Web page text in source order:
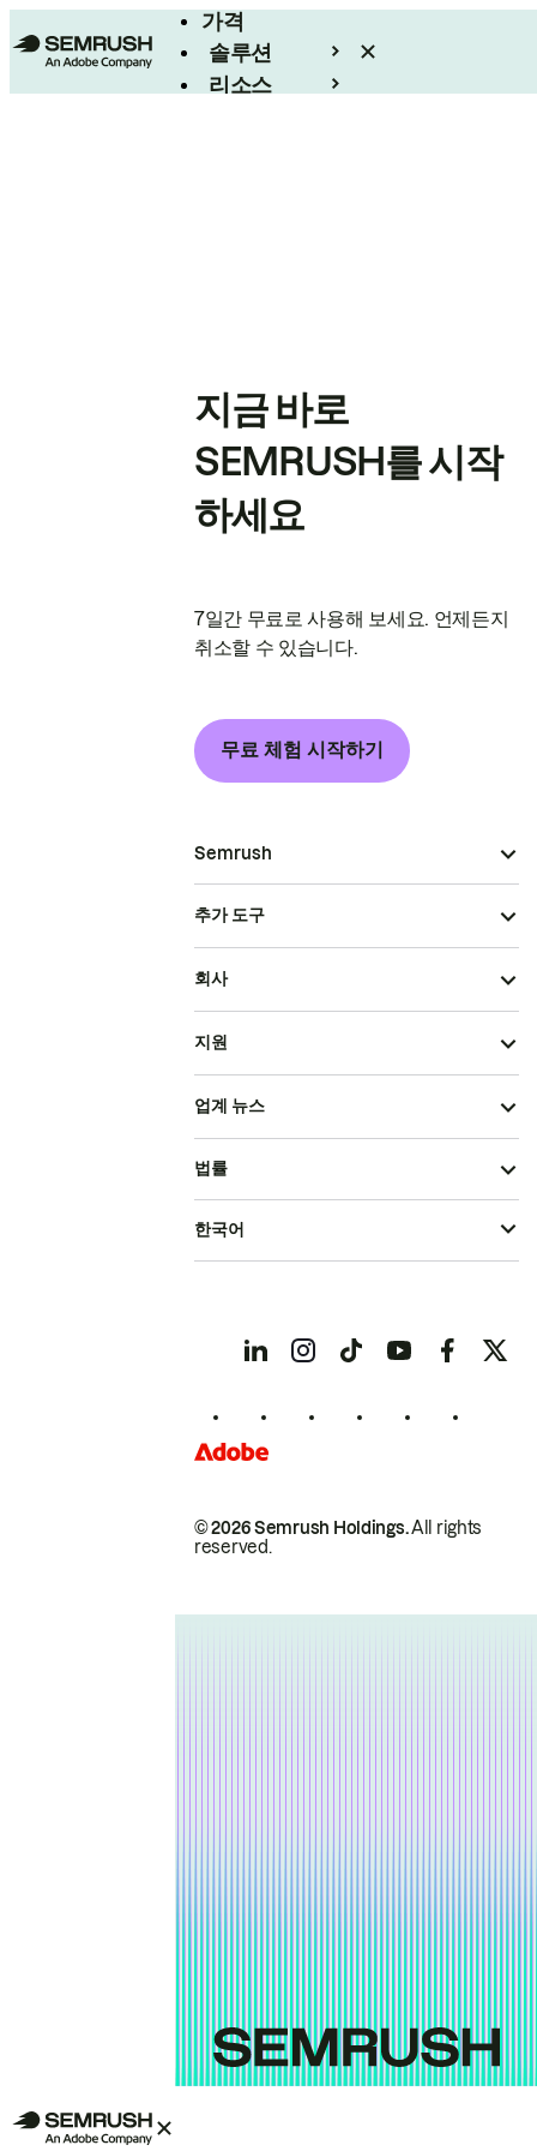
가격
솔루션
리소스
지금 바로
SEMRUSH를 시작
하세요
7일간 무료로 사용해 보세요. 언제든지
취소할 수 있습니다.
무료 체험 시작하기
Semrush
추가 도구
회사
지원
업계 뉴스
© 2026 Semrush Holdings.All rights
reserved.
법률
한국어